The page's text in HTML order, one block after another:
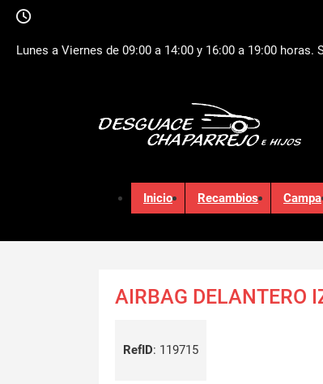
Lunes a Viernes de 09:00 a 14:00 y 16:00 a 19:00 horas.
Inicio Recambios Campa
AIRBAG DELANTERO
RefID: 119715